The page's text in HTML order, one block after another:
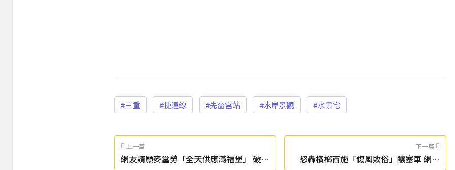
#三重 #捷運線 #先嗇宮站 #水岸景觀 #水景宅
上一篇
網友請願麥當勞「全天供應滿福堡」 破2
下一篇
怒轟檳榔西施「傷風敗俗」釀塞車 網友